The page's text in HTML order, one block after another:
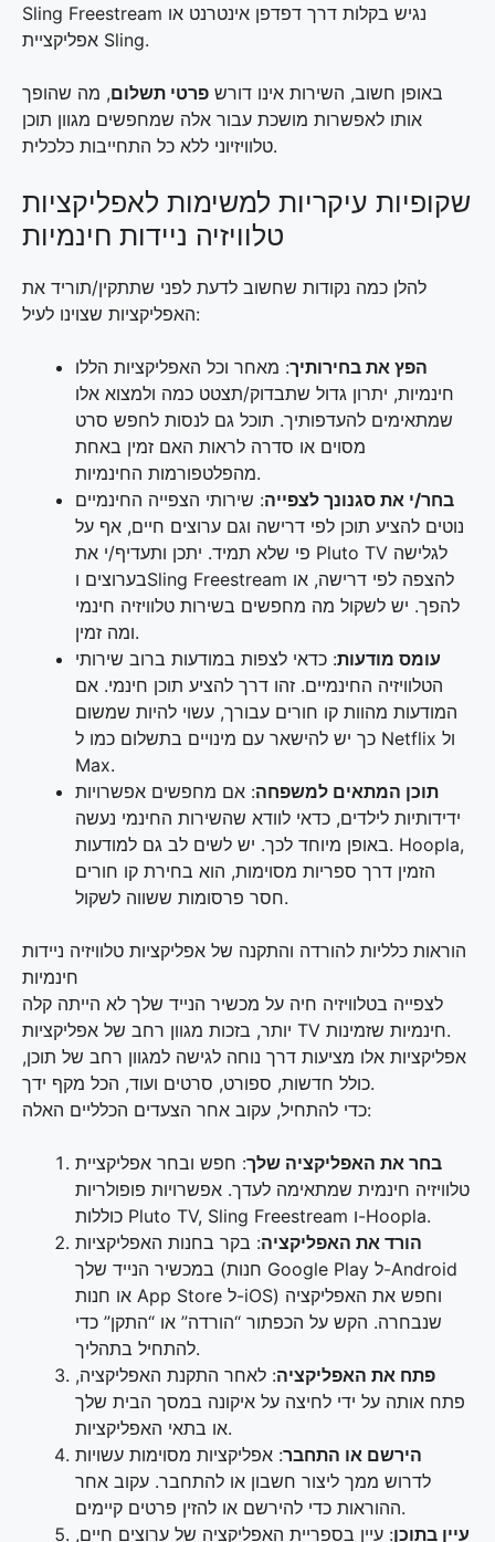
Sling Freestream נגיש בקלות דרך דפדפן אינטרנט או
אפליקציית Sling.
באופן חשוב, השירות אינו דורש פרטי תשלום, מה שהופך
אותו לאפשרות מושכת עבור אלה שמחפשים מגוון תוכן
טלוויזיוני ללא כל התחייבות כלכלית.
שקופיות עיקריות למשימות לאפליקציות
טלוויזיה ניידות חינמיות
להלן כמה נקודות שחשוב לדעת לפני שתתקין/תוריד את
האפליקציות שצוינו לעיל:
הפץ את בחירותיך: מאחר וכל האפליקציות הללו
חינמיות, יתרון גדול שתבדוק/תצטט כמה ולמצוא אלו
שמתאימים להעדפותיך. תוכל גם לנסות לחפש סרט
מסוים או סדרה לראות האם זמין באחת
מהפלטפורמות החינמיות.
בחר/י את סגנונך לצפייה: שירותי הצפייה החינמיים
נוטים להציע תוכן לפי דרישה וגם ערוצים חיים, אף על
פי שלא תמיד. יתכן ותעדיף/י את Pluto TV לגלישה
בערוצים וSling Freestream להצפה לפי דרישה, או
להפך. יש לשקול מה מחפשים בשירות טלוויזיה חינמי
ומה זמין.
עומס מודעות: כדאי לצפות במודעות ברוב שירותי
הטלוויזיה החינמיים. זהו דרך להציע תוכן חינמי. אם
המודעות מהוות קו חורים עבורך, עשוי להיות שמשום
כך יש להישאר עם מינויים בתשלום כמו ל Netflix ול
Max.
תוכן המתאים למשפחה: אם מחפשים אפשרויות
ידידותיות לילדים, כדאי לוודא שהשירות החינמי נעשה
באופן מיוחד לכך. יש לשים לב גם למודעות. Hoopla,
הזמין דרך ספריות מסוימות, הוא בחירת קו חורים
חסר פרסומות ששווה לשקול.
הוראות כלליות להורדה והתקנה של אפליקציות טלוויזיה ניידות
חינמיות
לצפייה בטלוויזיה חיה על מכשיר הנייד שלך לא הייתה קלה
יותר, בזכות מגוון רחב של אפליקציות TV חינמיות שזמינות.
אפליקציות אלו מציעות דרך נוחה לגישה למגוון רחב של תוכן,
כולל חדשות, ספורט, סרטים ועוד, הכל מקף ידך.
כדי להתחיל, עקוב אחר הצעדים הכלליים האלה:
בחר את האפליקציה שלך: חפש ובחר אפליקציית
טלוויזיה חינמית שמתאימה לעדך. אפשרויות פופולריות
כוללות Pluto TV, Sling Freestream ו-Hoopla.
הורד את האפליקציה: בקר בחנות האפליקציות
במכשיר הנייד שלך (חנות Google Play ל-Android
או חנות App Store ל-iOS) וחפש את האפליקציה
שנבחרה. הקש על הכפתור “הורדה” או “התקן” כדי
להתחיל בתהליך.
פתח את האפליקציה: לאחר התקנת האפליקציה,
פתח אותה על ידי לחיצה על איקונה במסך הבית שלך
או בתאי האפליקציות.
הירשם או התחבר: אפליקציות מסוימות עשויות
לדרוש ממך ליצור חשבון או להתחבר. עקוב אחר
ההוראות כדי להירשם או להזין פרטים קיימים.
עיין בתוכן: עיין בספריית האפליקציה של ערוצים חיים,